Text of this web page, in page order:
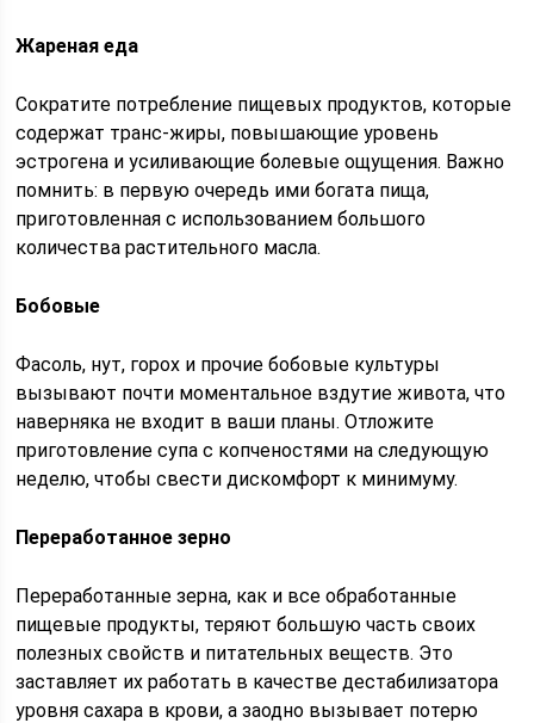
Жареная еда
Сократите потребление пищевых продуктов, которые
содержат транс-жиры, повышающие уровень
эстрогена и усиливающие болевые ощущения. Важно
помнить: в первую очередь ими богата пища,
приготовленная с использованием большого
количества растительного масла.
Бобовые
Фасоль, нут, горох и прочие бобовые культуры
вызывают почти моментальное вздутие живота, что
наверняка не входит в ваши планы. Отложите
приготовление супа с копченостями на следующую
неделю, чтобы свести дискомфорт к минимуму.
Переработанное зерно
Переработанные зерна, как и все обработанные
пищевые продукты, теряют большую часть своих
полезных свойств и питательных веществ. Это
заставляет их работать в качестве дестабилизатора
уровня сахара в крови, а заодно вызывает потерю